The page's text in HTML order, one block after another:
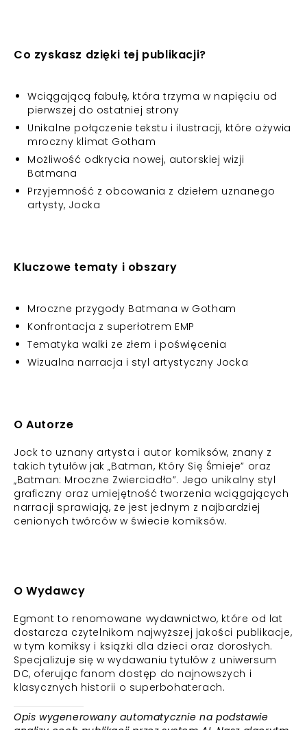
Co zyskasz dzięki tej publikacji?
Wciągającą fabułę, która trzyma w napięciu od
pierwszej do ostatniej strony
Unikalne połączenie tekstu i ilustracji, które ożywia
mroczny klimat Gotham
Możliwość odkrycia nowej, autorskiej wizji
Batmana
Przyjemność z obcowania z dziełem uznanego
artysty, Jocka
Kluczowe tematy i obszary
Mroczne przygody Batmana w Gotham
Konfrontacja z superłotrem EMP
Tematyka walki ze złem i poświęcenia
Wizualna narracja i styl artystyczny Jocka
O Autorze
Jock to uznany artysta i autor komiksów, znany z
takich tytułów jak „Batman, Który Się Śmieje” oraz
„Batman: Mroczne Zwierciadło”. Jego unikalny styl
graficzny oraz umiejętność tworzenia wciągających
narracji sprawiają, że jest jednym z najbardziej
cenionych twórców w świecie komiksów.
O Wydawcy
Egmont to renomowane wydawnictwo, które od lat
dostarcza czytelnikom najwyższej jakości publikacje,
w tym komiksy i książki dla dzieci oraz dorosłych.
Specjalizuje się w wydawaniu tytułów z uniwersum
DC, oferując fanom dostęp do najnowszych i
klasycznych historii o superbohaterach.
Opis wygenerowany automatycznie na podstawie